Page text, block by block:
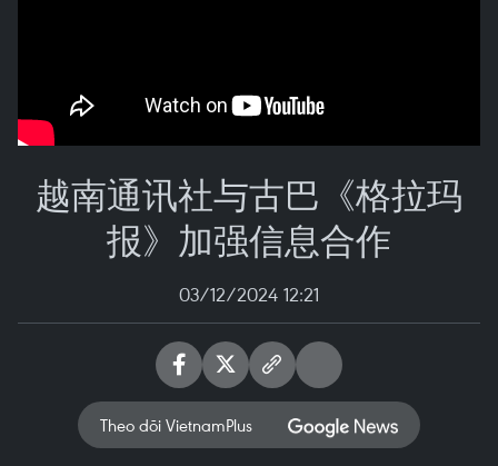
越南通讯社与古巴《格拉玛
报》加强信息合作
03/12/2024 12:21
Theo dõi VietnamPlus